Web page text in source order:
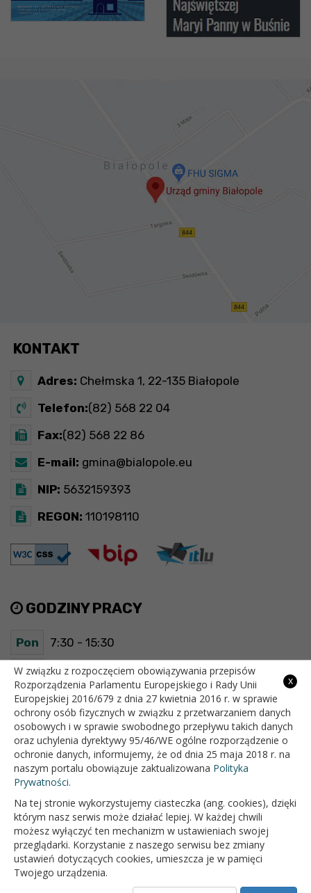
KONTAKT
Adres: Chełmska 1, 22-135 Białopole
Telefon:(82) 568 22 04
Fax:(82) 568 22 86
E-mail: gmina@bialopole.eu
NIP: 5632159393
REGON: 110198110
GODZINY PRACY
Pon 7:30 - 15:30
Wt 7:30 - 15:30
Śr 7:30 - 15:30
Czw 7:30 - 15:30
Pt 7:30 - 15:30
OFICJALNY SERWIS INTERNETOWY GMINY BIAŁOPOLE
x
W związku z rozpoczęciem obowiązywania przepisów
Rozporządzenia Parlamentu Europejskiego i Rady Unii
Europejskiej 2016/679 z dnia 27 kwietnia 2016 r. w sprawie
ochrony osób fizycznych w związku z przetwarzaniem danych
osobowych i w sprawie swobodnego przepływu takich danych
oraz uchylenia dyrektywy 95/46/WE ogólne rozporządzenie o
ochronie danych, informujemy, że od dnia 25 maja 2018 r. na
naszym portalu obowiązuje zaktualizowana Polityka
Prywatności.
Na tej stronie wykorzystujemy ciasteczka (ang. cookies), dzięki
którym nasz serwis może działać lepiej. W każdej chwili
możesz wyłączyć ten mechanizm w ustawieniach swojej
przeglądarki. Korzystanie z naszego serwisu bez zmiany
ustawień dotyczących cookies, umieszcza je w pamięci
Twojego urządzenia.